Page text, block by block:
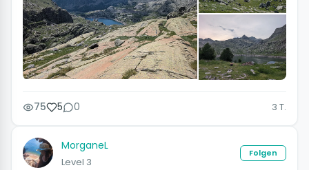
75 5 0 3 T.
MorganeL
Level 3
Folgen